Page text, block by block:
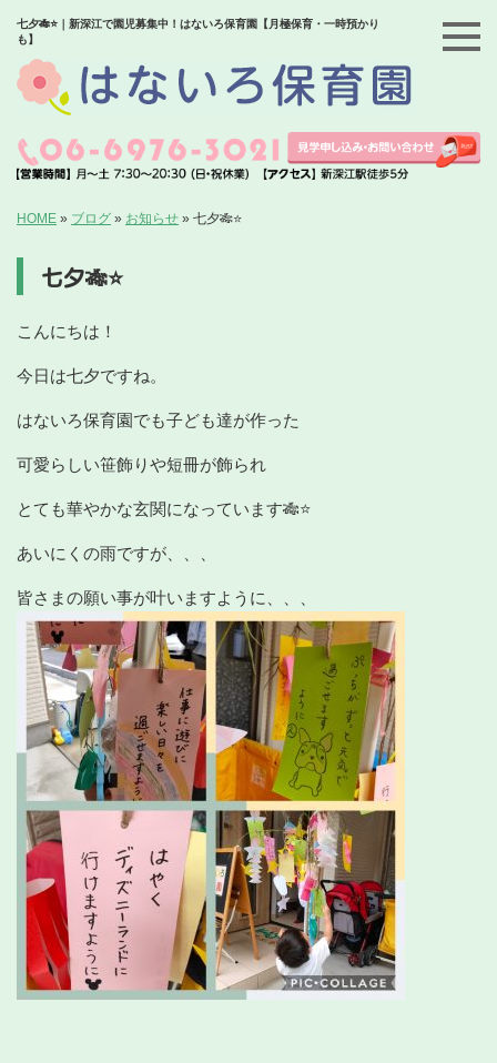
七夕🎋⭐️｜新深江で園児募集中！はないろ保育園【月極保育・一時預かり
も】
HOME » ブログ » お知らせ » 七夕🎋⭐️
七夕🎋⭐️
こんにちは！
今日は七夕ですね。
はないろ保育園でも子ども達が作った
可愛らしい笹飾りや短冊が飾られ
とても華やかな玄関になっています🎋⭐️
あいにくの雨ですが、、、
皆さまの願い事が叶いますように、、、